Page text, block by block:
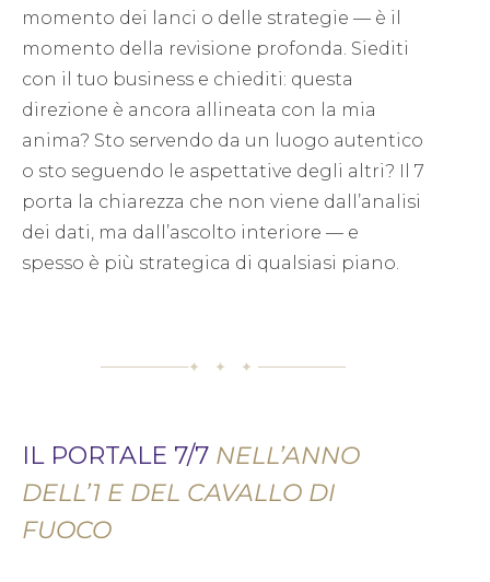
momento dei lanci o delle strategie — è il
momento della revisione profonda. Siediti
con il tuo business e chiediti: questa
direzione è ancora allineata con la mia
anima? Sto servendo da un luogo autentico
o sto seguendo le aspettative degli altri? Il 7
porta la chiarezza che non viene dall’analisi
dei dati, ma dall’ascolto interiore — e
spesso è più strategica di qualsiasi piano.
✦ ✦ ✦
IL PORTALE 7/7 NELL’ANNO
DELL’1 E DEL CAVALLO DI
FUOCO